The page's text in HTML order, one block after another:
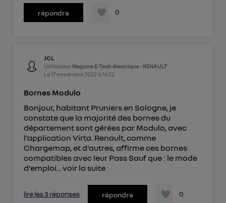
répondre 0
JCL
Utilisateur Megane E-Tech électrique - RENAULT
Le17 novembre 2022 à 16:22
Bornes Modulo
Bonjour, habitant Pruniers en Sologne, je
constate que la majorité des bornes du
département sont gérées par Modulo, avec
l'application Virta. Renault, comme
Chargemap, et d'autres, affirme ces bornes
compatibles avec leur Pass Sauf que : le mode
d'emploi...voir la suite
lire les 3 réponses répondre 0